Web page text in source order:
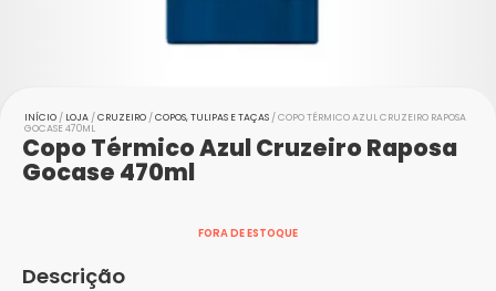
INÍCIO / LOJA /CRUZEIRO /COPOS, TULIPAS E TAÇAS / COPO TÉRMICO AZUL CRUZEIRO RAPOSA
GOCASE 470ML
Copo Térmico Azul Cruzeiro Raposa
Gocase 470ml
FORA DE ESTOQUE
Descrição